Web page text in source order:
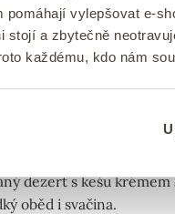
pomáhají vylepšovat e-
stojí a zbytečně
každému, kdo nám
DEZERTY OBĚDY
rýžový
dezert s kešu
oběd i svačina.